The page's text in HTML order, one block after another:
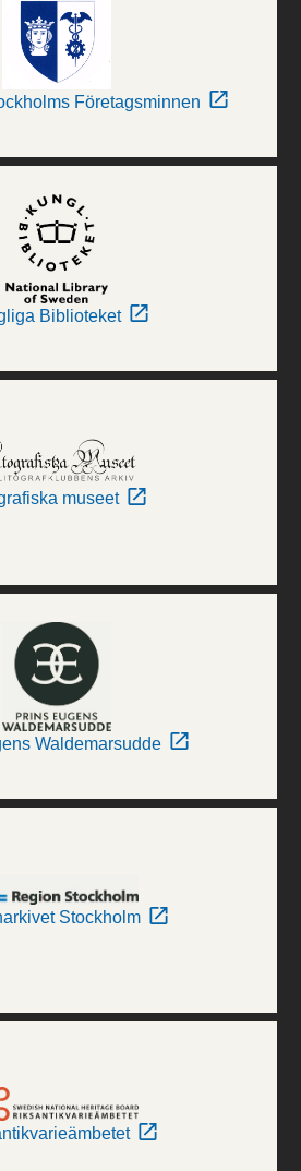
Företagsminnen
Biblioteket
museet
Waldemarsudde
Stockholm